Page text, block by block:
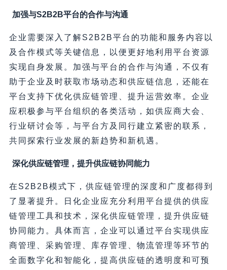
加强与S2B2B平台的合作与沟通
企业需要深入了解S2B2B平台的功能和服务内容以
及合作模式等关键信息，以便更好地利用平台资源
实现自身发展。加强与平台的合作与沟通，不仅有
助于企业及时获取市场动态和供应链信息，还能在
平台支持下优化供应链管理、提升运营效率。企业
应积极参与平台组织的各类活动，如供应商大会、
行业研讨会等，与平台方及同行建立紧密的联系，
共同探索行业发展的新趋势和新机遇。
深化供应链管理，提升供应链协同能力
在S2B2B模式下，供应链管理的深度和广度都得到
了显著提升。日化企业应充分利用平台提供的供应
链管理工具和技术，深化供应链管理，提升供应链
协同能力。具体而言，企业可以通过平台实现供应
商管理、采购管理、库存管理、物流管理等环节的
全面数字化和智能化，提高供应链的透明度和可预